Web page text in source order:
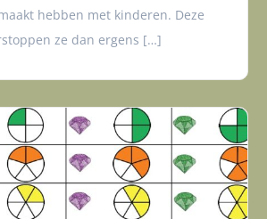
hebben met kinderen. Deze
ze dan ergens […]